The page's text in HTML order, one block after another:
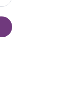
17)